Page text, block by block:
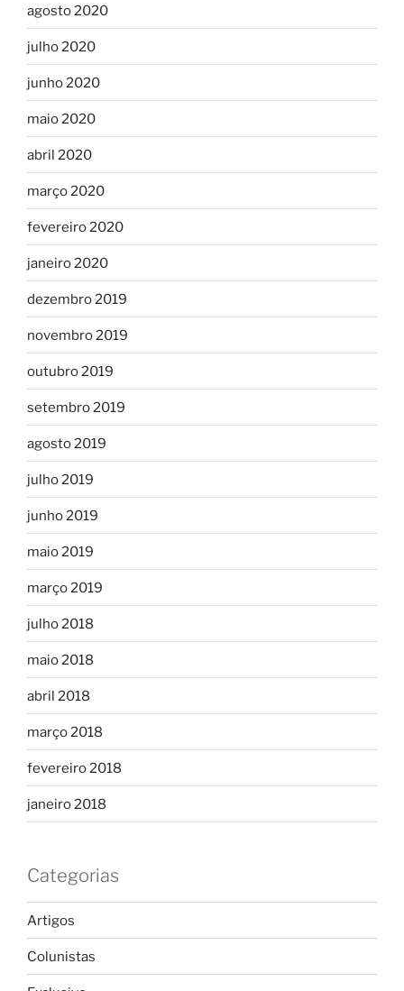
agosto 2020
julho 2020
junho 2020
maio 2020
abril 2020
março 2020
fevereiro 2020
janeiro 2020
dezembro 2019
novembro 2019
outubro 2019
setembro 2019
agosto 2019
julho 2019
junho 2019
maio 2019
março 2019
julho 2018
maio 2018
abril 2018
março 2018
fevereiro 2018
janeiro 2018
Categorias
Artigos
Colunistas